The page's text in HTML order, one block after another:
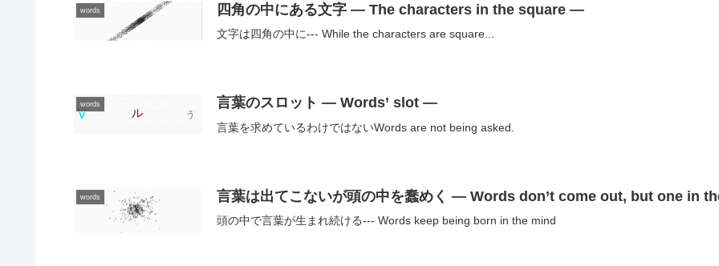
words 四角の中にある文字 — The characters in the square —
文字は四角の中に--- While the characters are square...
words 言葉のスロット — Words’ slot —
言葉を求めているわけではないWords are not being asked.
words 言葉は出てこないが頭の中を蠢めく — Words don’t come out, but one
頭の中で言葉が生まれ続ける--- Words keep being born in the mind